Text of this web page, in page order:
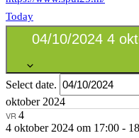
Today
04/10/2024 4
Select date.
oktober 2024
VR 4
4 oktober 2024 om 17:00 -